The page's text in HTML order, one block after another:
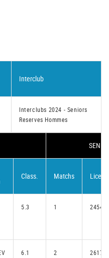
Interclub
Interclubs 2024 - Seniors
Reserves Hommes
Class. Matchs
5.3 1 24548
6.1 2 26175